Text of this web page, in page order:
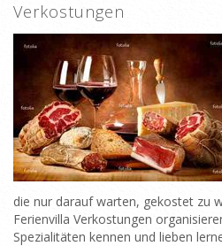
Verkostungen
die nur darauf warten, gekostet zu
Ferienvilla Verkostungen
Spezialitäten kennen und lieben